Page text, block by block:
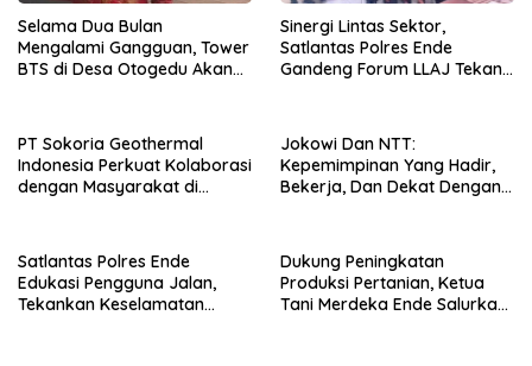
Selama Dua Bulan
Mengalami Gangguan, Tower
BTS di Desa Otogedu Akan
Sinergi Lintas Sektor,
Satlantas Polres Ende
Gandeng Forum LLAJ Tekan
PT Sokoria Geothermal
Indonesia Perkuat Kolaborasi
dengan Masyarakat di
Jokowi Dan NTT:
Kepemimpinan Yang Hadir,
Bekerja, Dan Dekat Dengan
Satlantas Polres Ende
Edukasi Pengguna Jalan,
Tekankan Keselamatan
Dukung Peningkatan
Produksi Pertanian, Ketua
Tani Merdeka Ende Salurkan